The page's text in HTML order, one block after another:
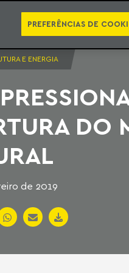
EBOOKS PODCASTS
E ENERGIA
DO
de 2019
PREFERÊNCIAS DE